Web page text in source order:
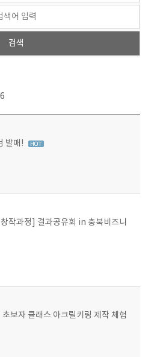
발매!
작과정] 결과공유회 in 충북비즈니
보자 클래스 아크릴키링 제작 체험